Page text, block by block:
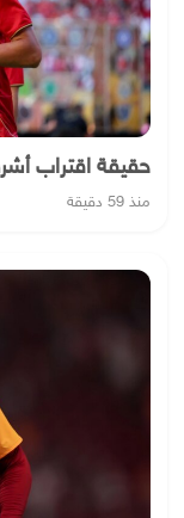
حقيقة اقتراب
منذ 59 دقيقة